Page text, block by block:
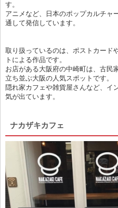
す。
アニメなど、日本のポップカルチャ
通して発信しています。
取り扱っているのは、ポストカード
トによる作品です。
お店がある大阪府の中崎町は、古民
立ち並ぶ大阪の人気スポットです。
隠れ家カフェや雑貨屋さんなど、イ
気が出ています。
ナカザキカフェ